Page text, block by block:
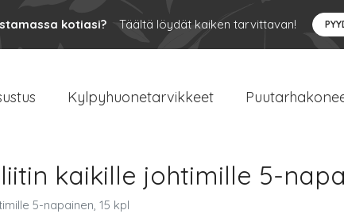
kotiasi? Täältä löydät kaiken tarvittavan!
Kylpyhuonetarvikkeet
kaikille johtimille 5-
5-napainen, 15 kpl